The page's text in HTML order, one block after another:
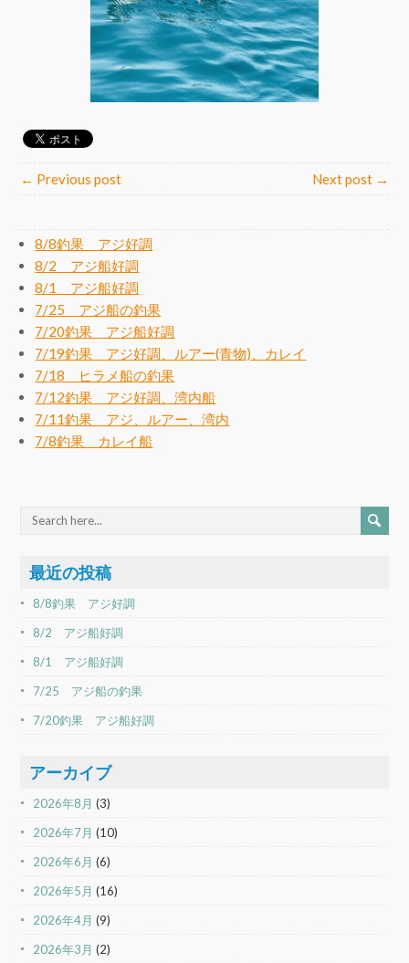
← Previous post Next post →
8/8釣果 アジ好調
8/2 アジ船好調
8/1 アジ船好調
7/25 アジ船の釣果
7/20釣果 アジ船好調
7/19釣果 アジ好調、ルアー(青物)、カレイ
7/18 ヒラメ船の釣果
7/12釣果 アジ好調、湾内船
7/11釣果 アジ、ルアー、湾内
7/8釣果 カレイ船
最近の投稿
8/8釣果 アジ好調
8/2 アジ船好調
8/1 アジ船好調
7/25 アジ船の釣果
7/20釣果 アジ船好調
アーカイブ
2026年8月 (3)
2026年7月 (10)
2026年6月 (6)
2026年5月 (16)
2026年4月 (9)
2026年3月 (2)